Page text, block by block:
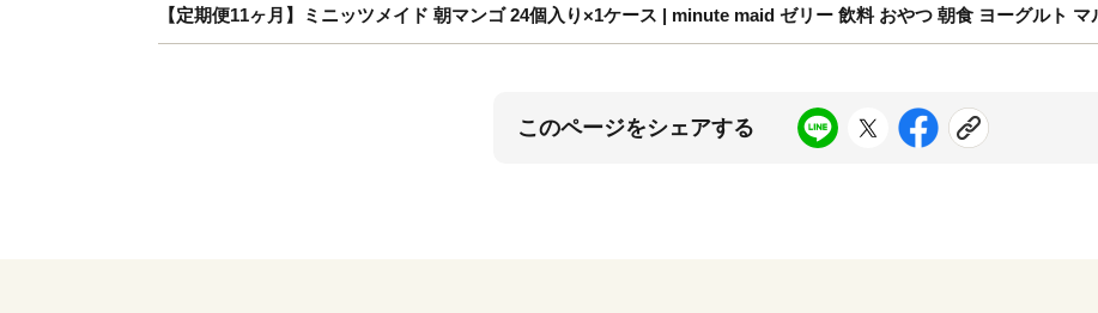
【定期便11ヶ月】ミニッツメイド 朝マンゴ 24個入り×1ケース | minute maid ゼリー 飲料 おやつ 朝食 ヨーグルト
このページをシェアする